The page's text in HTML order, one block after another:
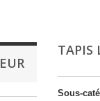
TAPIS
Sous-